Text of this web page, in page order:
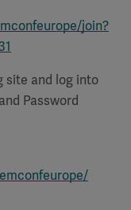
join?
site and log into
Password